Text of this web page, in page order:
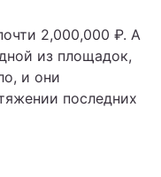
2,000,000 ₽. А
из площадок,
и они
последних